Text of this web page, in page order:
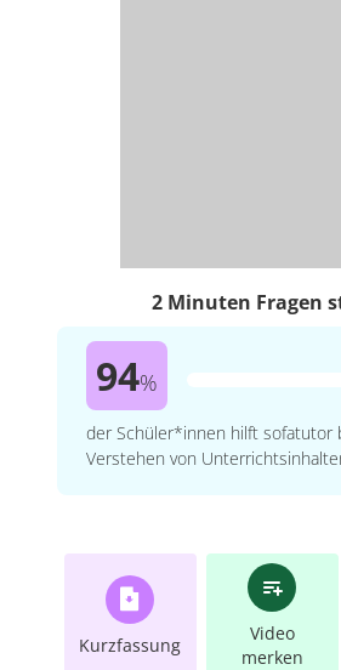
2 Minuten Fragen
94%
der Schüler*innen hilft sofatutor
Verstehen von
Kurzfassung
Video
merken